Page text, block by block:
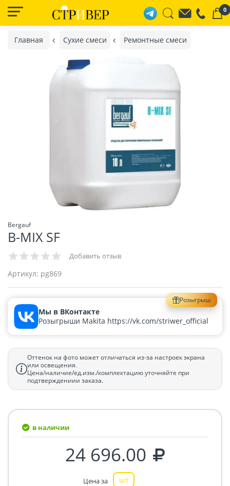
0
Главная Сухие смеси Ремонтные смеси
Bergauf
В-MIX SF
Добавить отзыв
Артикул: pg869
Розыгрыш
Мы в ВКонтакте
Розыгрыши Makita https://vk.com/striwer_official
Оттенок на фото может отличаться из-за настроек экрана
или освещения.
Цена/наличие/ед.изм./комплектацию уточняйте при
подтверждениии заказа.
в наличии
24 696.00
Цена за шт